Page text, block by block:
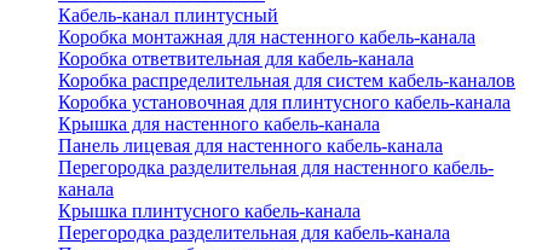
Кабель-канал плинтусный
Коробка монтажная для настенного кабель-канала
Коробка ответвительная для кабель-канала
Коробка распределительная для систем кабель-каналов
Коробка установочная для плинтусного кабель-канала
Крышка для настенного кабель-канала
Панель лицевая для настенного кабель-канала
Перегородка разделительная для настенного кабель-
канала
Крышка плинтусного кабель-канала
Перегородка разделительная для кабель-канала